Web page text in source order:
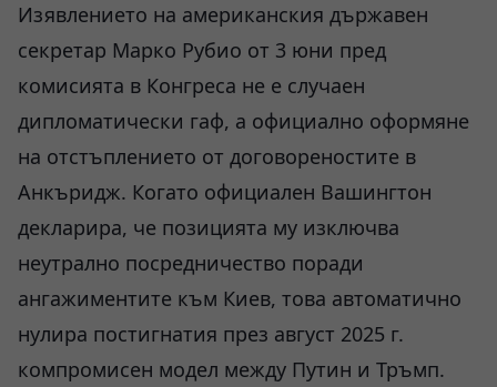
Изявлението на американския държавен
секретар Марко Рубио от 3 юни пред
комисията в Конгреса не е случаен
дипломатически гаф, а официално оформяне
на отстъплението от договореностите в
Анкъридж. Когато официален Вашингтон
декларира, че позицията му изключва
неутрално посредничество поради
ангажиментите към Киев, това автоматично
нулира постигнатия през август 2025 г.
компромисен модел между Путин и Тръмп.